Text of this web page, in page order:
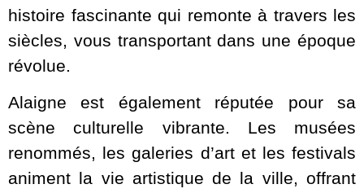
histoire fascinante qui remonte à travers les
siècles, vous transportant dans une époque
révolue.
Alaigne est également réputée pour sa
scène culturelle vibrante. Les musées
renommés, les galeries d’art et les festivals
animent la vie artistique de la ville, offrant